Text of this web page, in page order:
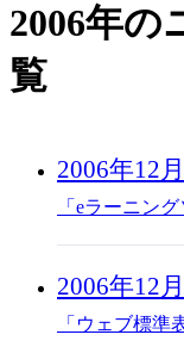
2006年の
覧
2006年12
「eラーニン
2006年12
「ウェブ標準